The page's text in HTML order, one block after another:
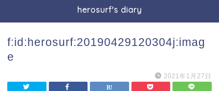
herosurf's diary
f:id:herosurf:20190429120304j:imag
e
2021年1月27日